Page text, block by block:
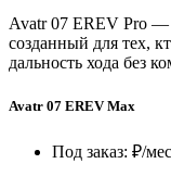
Avatr 07 EREV Pro —
созданный для тех,
дальность хода без
Avatr 07 EREV Max
Под заказ: ₽/